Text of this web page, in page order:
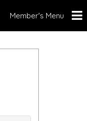
Member's Menu